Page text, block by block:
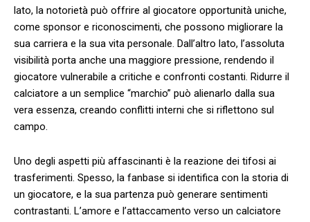
lato, la ‌notorietà può offrire al giocatore opportunità uniche,
come sponsor ​e riconoscimenti, ⁣che possono migliorare la
sua carriera e la sua vita personale. Dall’altro lato, l’assoluta
visibilità porta anche una maggiore pressione, rendendo il
giocatore vulnerabile a critiche e confronti costanti. Ridurre il
calciatore a un semplice ⁤“marchio”​ può alienarlo dalla sua
vera essenza, creando conflitti interni che si ‌riflettono sul
campo.
Uno degli aspetti più affascinanti è la reazione dei tifosi ai
trasferimenti. Spesso, ‍la fanbase si identifica con la ⁢storia di
un giocatore, e la sua partenza può generare⁢ sentimenti
contrastanti. ‌L’amore e l’attaccamento ⁢verso un calciatore